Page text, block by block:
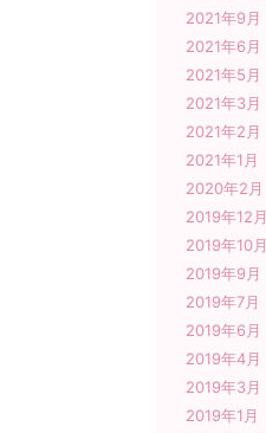
2021年9月
2021年6月
2021年5月
2021年3月
2021年2月
2021年1月
2020年2月
2019年12月
2019年10月
2019年9月
2019年7月
2019年6月
2019年4月
2019年3月
2019年1月